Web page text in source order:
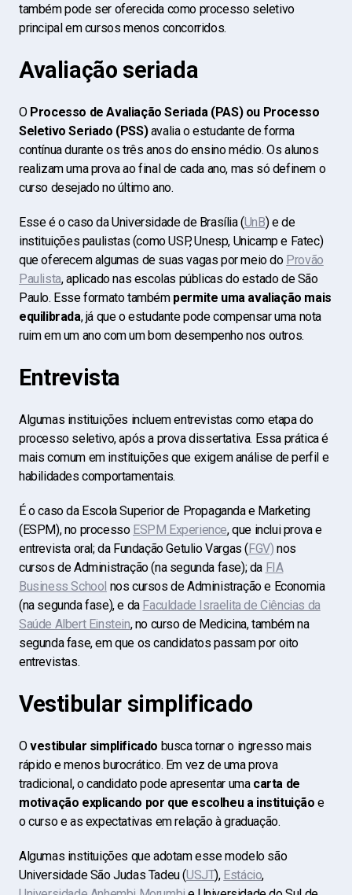
também pode ser oferecida como processo seletivo
principal em cursos menos concorridos.
Avaliação seriada
O Processo de Avaliação Seriada (PAS) ou Processo
Seletivo Seriado (PSS)avalia o estudante de forma
contínua durante os três anos do ensino médio. Os alunos
realizam uma prova ao final de cada ano, mas só definem o
curso desejado no último ano.
Esse é o caso daUniversidade de Brasília (UnB) e de
instituições paulistas (como USP, Unesp, Unicamp e Fatec)
que oferecem algumas de suas vagas por meio do Provão
Paulista, aplicado nas escolas públicas do estado de São
Paulo. Esse formato também permite uma avaliação mais
equilibrada, já que o estudante pode compensar uma nota
ruim em um ano com um bom desempenho nos outros.
Entrevista
Algumas instituições incluem entrevistas como etapa do
processo seletivo, após a prova dissertativa. Essa prática é
mais comum em instituições que exigem análise de perfil e
habilidades comportamentais.
É o caso da Escola Superior de Propaganda e Marketing
(ESPM), no processo ESPM Experience, que inclui prova e
entrevista oral; da Fundação Getulio Vargas ( FGV) nos
cursos de Administração (na segunda fase); da FIA
Business School nos cursos de Administração e Economia
(na segunda fase), e da Faculdade Israelita de Ciências da
Saúde Albert Einstein, no curso de Medicina, também na
segunda fase, em que os candidatos passam por oito
entrevistas.
Vestibular simplificado
Ovestibular simplificado busca tornar o ingresso mais
rápido e menos burocrático. Em vez de uma prova
tradicional, o candidato pode apresentar uma carta de
motivação explicando por que escolheu a instituição e
o curso e as expectativas em relação à graduação.
Algumas instituições que adotam esse modelo são
Universidade São Judas Tadeu (USJT), Estácio,